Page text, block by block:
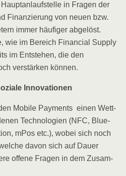
in Fra­gen der
Finan­zie­rung von neu­en bzw.
immer häu­fi­ger abge­löst.
wie im Bereich Finan­cial Sup­p­ly
im Ent­ste­hen, die den
ver­stär­ken können.
Innovationen
Mobi­le Pay­ments einen Wett­
Tech­no­lo­gien (NFC, Blue­
mPos etc.), wobei sich noch
davon sich auf Dau­er
offe­ne Fra­gen in dem Zusam­